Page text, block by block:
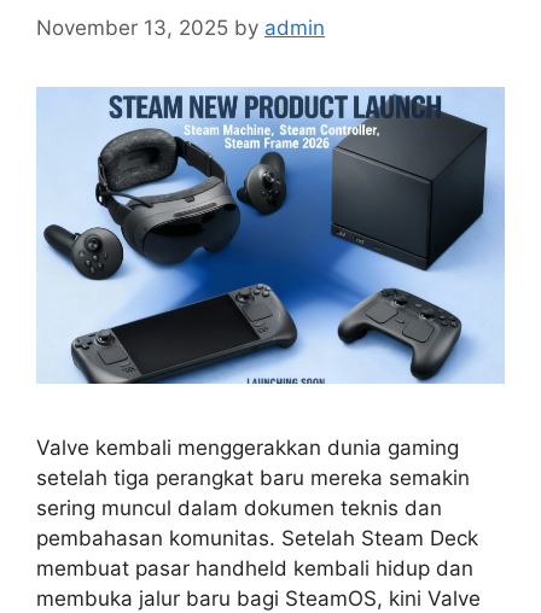
November 13, 2025 by admin
Valve kembali menggerakkan dunia gaming
setelah tiga perangkat baru mereka semakin
sering muncul dalam dokumen teknis dan
pembahasan komunitas. Setelah Steam Deck
membuat pasar handheld kembali hidup dan
membuka jalur baru bagi SteamOS, kini Valve